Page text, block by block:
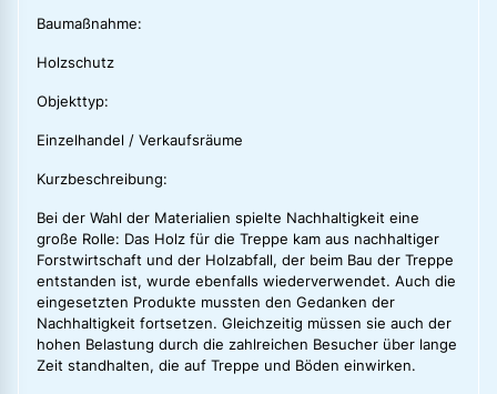
Baumaßnahme:
Holzschutz
Objekttyp:
Einzelhandel / Verkaufsräume
Kurzbeschreibung:
Bei der Wahl der Materialien spielte Nachhaltigkeit eine
große Rolle: Das Holz für die Treppe kam aus nachhaltiger
Forstwirtschaft und der Holzabfall, der beim Bau der Treppe
entstanden ist, wurde ebenfalls wiederverwendet. Auch die
eingesetzten Produkte mussten den Gedanken der
Nachhaltigkeit fortsetzen. Gleichzeitig müssen sie auch der
hohen Belastung durch die zahlreichen Besucher über lange
Zeit standhalten, die auf Treppe und Böden einwirken.